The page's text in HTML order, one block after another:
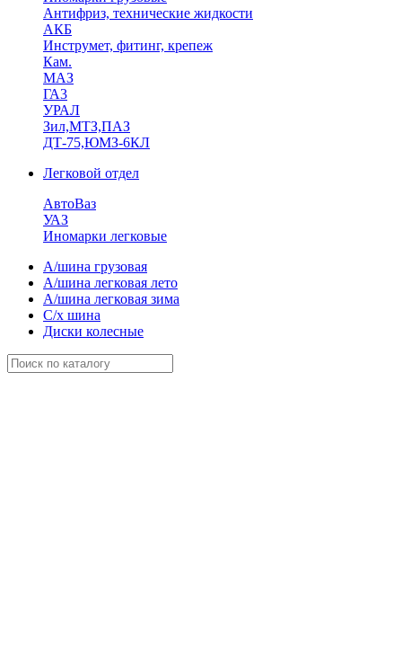
Антифриз, технические жидкости
АКБ
Инструмет, фитинг, крепеж
Кам.
МАЗ
ГА3
УРАЛ
Зил,МТЗ,ПАЗ
ДТ-75,ЮМЗ-6КЛ
Легковой отдел
АвтоВаз
УАЗ
Иномарки легковые
А/шина грузовая
А/шина легковая лето
А/шина легковая зима
С/х шина
Диски колесные